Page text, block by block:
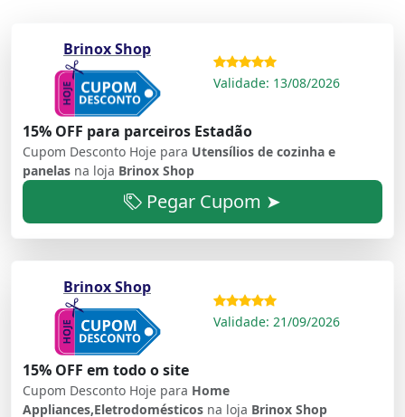
Brinox Shop
Validade: 13/08/2026
15% OFF para parceiros Estadão
Cupom Desconto Hoje para Utensílios de cozinha e
panelas na loja Brinox Shop
Pegar Cupom ➤
Brinox Shop
Validade: 21/09/2026
15% OFF em todo o site
Cupom Desconto Hoje para Home
Appliances,Eletrodomésticos na loja Brinox Shop